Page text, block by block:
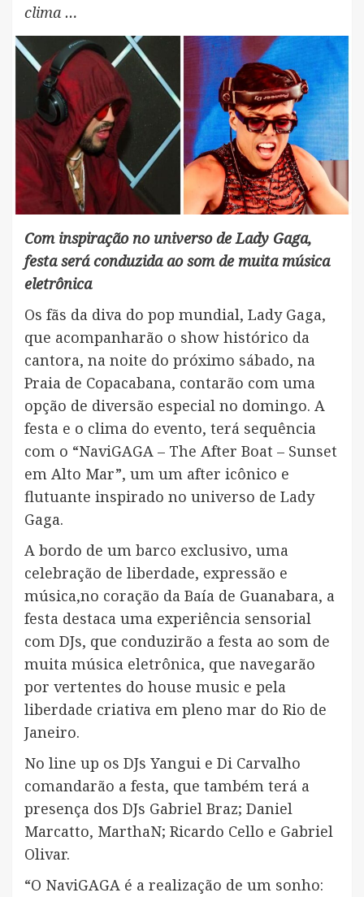
clima …
Com inspiração no universo de Lady Gaga,
festa será conduzida ao som de muita música
eletrônica
Os fãs da diva do pop mundial, Lady Gaga,
que acompanharão o show histórico da
cantora, na noite do próximo sábado, na
Praia de Copacabana, contarão com uma
opção de diversão especial no domingo. A
festa e o clima do evento, terá sequência
com o “NaviGAGA – The After Boat – Sunset
em Alto Mar”, um um after icônico e
flutuante inspirado no universo de Lady
Gaga.
A bordo de um barco exclusivo, uma
celebração de liberdade, expressão e
música,no coração da Baía de Guanabara, a
festa destaca uma experiência sensorial
com DJs, que conduzirão a festa ao som de
muita música eletrônica, que navegarão
por vertentes do house music e pela
liberdade criativa em pleno mar do Rio de
Janeiro.
No line up os DJs Yangui e Di Carvalho
comandarão a festa, que também terá a
presença dos DJs Gabriel Braz; Daniel
Marcatto, MarthaN; Ricardo Cello e Gabriel
Olivar.
“O NaviGAGA é a realização de um sonho: